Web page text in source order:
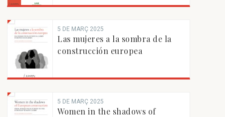
5 DE MARÇ 2025
Las mujeres a la sombra de la
construcción europea
5 DE MARÇ 2025
Women in the shadows of